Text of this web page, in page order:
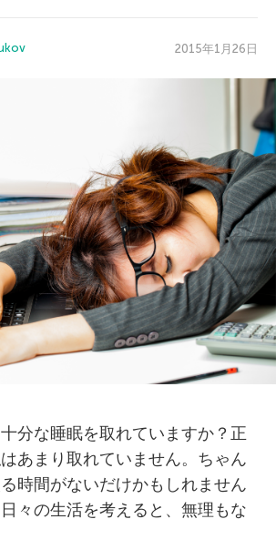
2015年1月26日
分な睡眠を取れていますか？正
あまり取れていません。ちゃん
時間がないだけかもしれません
々の生活を考えると、無理もな